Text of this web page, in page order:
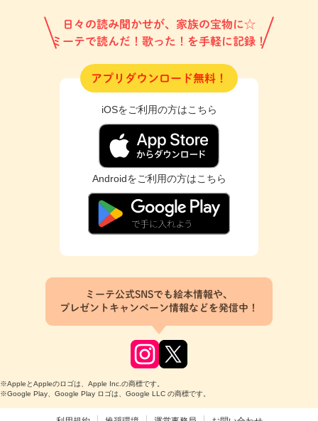
日々の読み聞かせが、家族の宝物に☆
ミーテで読んだ！歌った！を手軽に記録！
アプリダウンロード無料！
iOSをご利用の方はこちら
Androidをご利用の方はこちら
ミーテ公式SNSでも絵本情報や、
プレゼントキャンペーン情報などを発信中！
※AppleとAppleのロゴは、Apple Inc.の商標です。
※Google Play、Google Play ロゴは、Google LLC の商標です。